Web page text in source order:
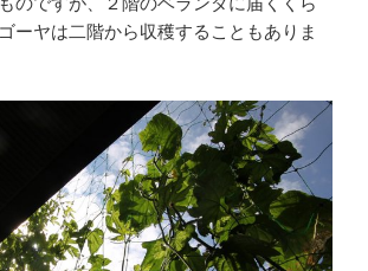
ーヤは二階から収穫することもありま